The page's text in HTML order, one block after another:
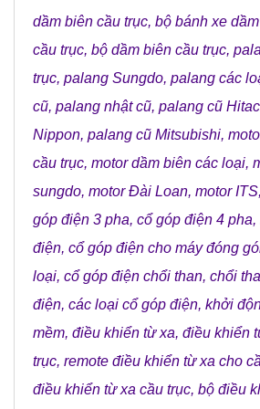
dầm biên cầu trục, bộ bánh xe
cầu trục, bộ dầm biên cầu trục,
trục, palang Sungdo, palang các
cũ, palang nhật cũ, palang cũ
Nippon, palang cũ Mitsubishi,
cầu trục, motor dầm biên các loại,
sungdo, motor Đài Loan, motor ITS,
góp điện 3 pha, cổ góp điện 4 pha,
điện, cổ góp điện cho máy đóng
loại, cổ góp điện chổi than, chổi
điện, các loại cổ góp điện, khởi
mềm, điều khiển từ xa, điều khiển
trục, remote điều khiển từ xa cho
điều khiển từ xa cầu trục, bộ điều